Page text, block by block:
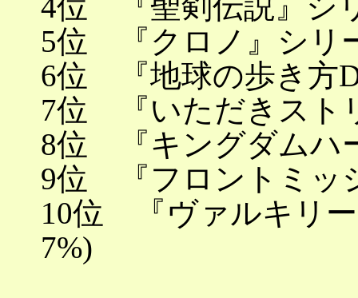
4位 『聖剣伝説』シ
5位 『クロノ』シリ
6位 『地球の歩き方
7位 『いただきスト
8位 『キングダムハ
9位 『フロントミッ
10位 『ヴァルキリ
7%)